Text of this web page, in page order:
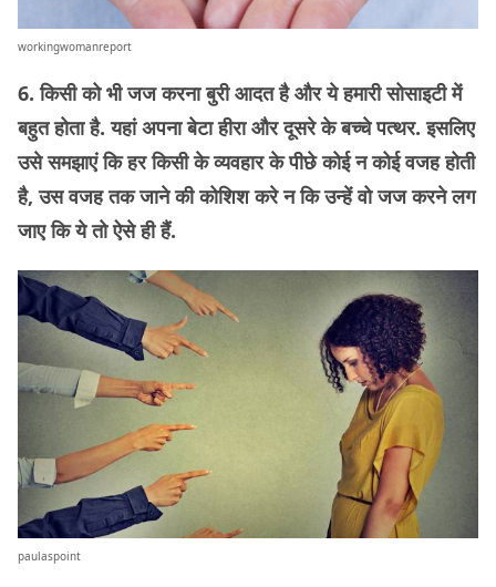
workingwomanreport
6. किसी को भी जज करना बुरी आदत है और ये हमारी सोसाइटी में
बहुत होता है. यहां अपना बेटा हीरा और दूसरे के बच्चे पत्थर. इसलिए
उसे समझाएं कि हर किसी के व्यवहार के पीछे कोई न कोई वजह होती
है, उस वजह तक जाने की कोशिश करे न कि उन्हें वो जज करने लग
जाए कि ये तो ऐसे ही हैं.
paulaspoint